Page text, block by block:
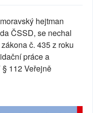
hejtman
ČSSD, se nechal
č. 435 z roku
práce a
112 Veřejně